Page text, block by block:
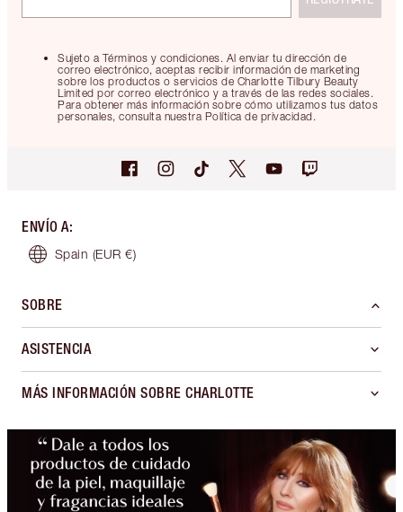
Sujeto a Términos y condiciones. Al enviar tu dirección de
correo electrónico, aceptas recibir información de marketing
sobre los productos o servicios de Charlotte Tilbury Beauty
Limited por correo electrónico y a través de las redes sociales.
Para obtener más información sobre cómo utilizamos tus datos
personales, consulta nuestra Política de privacidad.
ENVÍO A:
Spain (EUR €)
SOBRE
ASISTENCIA
MÁS INFORMACIÓN SOBRE CHARLOTTE